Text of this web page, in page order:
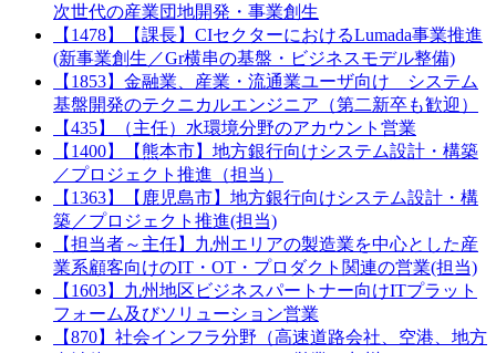
次世代の産業団地開発・事業創生
【1478】【課長】CIセクターにおけるLumada事業推進
(新事業創生／Gr横串の基盤・ビジネスモデル整備)
【1853】金融業、産業・流通業ユーザ向け システム
基盤開発のテクニカルエンジニア（第二新卒も歓迎）
【435】（主任）水環境分野のアカウント営業
【1400】【熊本市】地方銀行向けシステム設計・構築
／プロジェクト推進（担当）
【1363】【鹿児島市】地方銀行向けシステム設計・構
築／プロジェクト推進(担当)
【担当者～主任】九州エリアの製造業を中心とした産
業系顧客向けのIT・OT・プロダクト関連の営業(担当)
【1603】九州地区ビジネスパートナー向けITプラット
フォーム及びソリューション営業
【870】社会インフラ分野（高速道路会社、空港、地方